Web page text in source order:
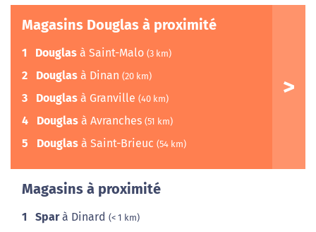
Magasins Douglas à proximité
1 Douglas à Saint-Malo (3 km)
2 Douglas à Dinan (20 km)
3 Douglas à Granville (40 km)
4 Douglas à Avranches (51 km)
5 Douglas à Saint-Brieuc (54 km)
Magasins à proximité
1 Sparà Dinard (< 1 km)